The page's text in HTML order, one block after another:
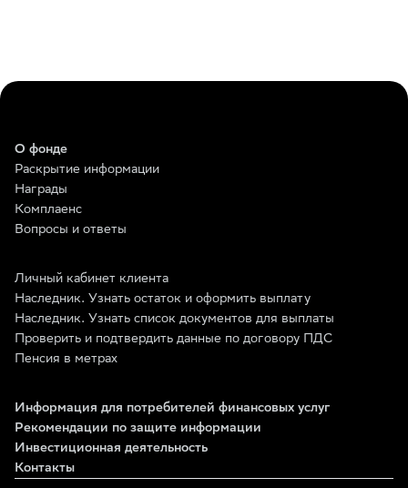
О фонде
Раскрытие информации
Награды
Комплаенс
Вопросы и ответы
Личный кабинет клиента
Наследник. Узнать остаток и оформить выплату
Наследник. Узнать список документов для выплаты
Проверить и подтвердить данные по договору ПДС
Пенсия в метрах
Информация для потребителей финансовых услуг
Рекомендации по защите информации
Инвестиционная деятельность
Контакты